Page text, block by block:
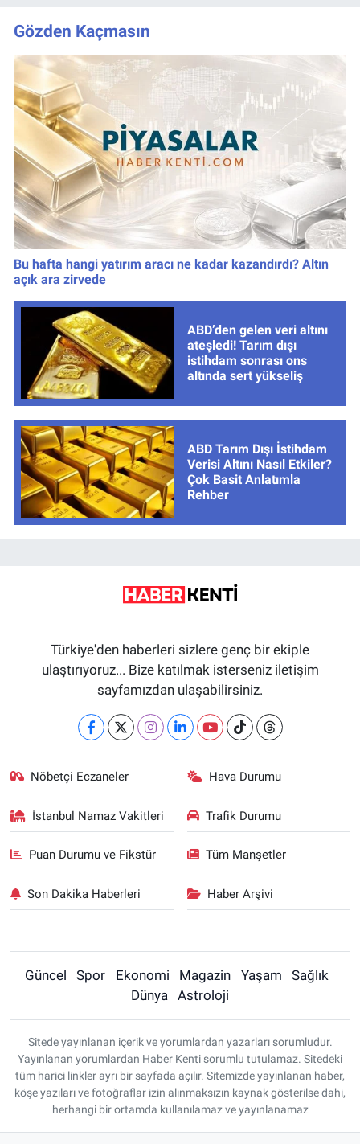
Gözden Kaçmasın
Bu hafta hangi yatırım aracı ne kadar kazandırdı? Altın
açık ara zirvede
ABD’den gelen veri altını
ateşledi! Tarım dışı
istihdam sonrası ons
altında sert yükseliş
ABD Tarım Dışı İstihdam
Verisi Altını Nasıl Etkiler?
Çok Basit Anlatımla
Rehber
Türkiye'den haberleri sizlere genç bir ekiple
ulaştırıyoruz... Bize katılmak isterseniz iletişim
sayfamızdan ulaşabilirsiniz.
Nöbetçi Eczaneler Hava Durumu
İstanbul Namaz Vakitleri Trafik Durumu
Puan Durumu ve Fikstür Tüm Manşetler
Son Dakika Haberleri Haber Arşivi
Güncel Spor Ekonomi Magazin Yaşam
Sağlık
Dünya
Astroloji
Sitede yayınlanan içerik ve yorumlardan yazarları sorumludur.
Yayınlanan yorumlardan Haber Kenti sorumlu tutulamaz. Sitedeki
tüm harici linkler ayrı bir sayfada açılır. Sitemizde yayınlanan haber,
köşe yazıları ve fotoğraflar izin alınmaksızın kaynak gösterilse dahi,
herhangi bir ortamda kullanılamaz ve yayınlanamaz